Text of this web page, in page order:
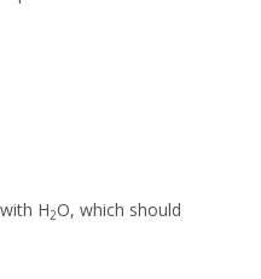
H2O, which should